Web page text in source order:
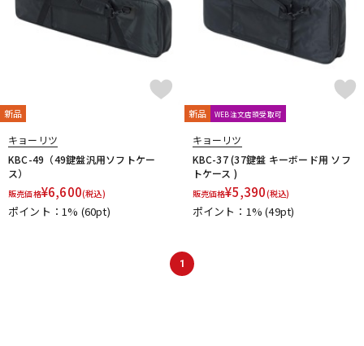
新品
キョーリツ
KBC-49（49鍵盤汎用ソフトケー
ス）
販売価格¥6,600(税込)
ポイント：1% (60pt)
新品 WEB注文店頭受取可
キョーリツ
KBC-37 (37鍵盤 キーボード用 ソフ
トケース )
販売価格¥5,390(税込)
ポイント：1%(49pt)
1